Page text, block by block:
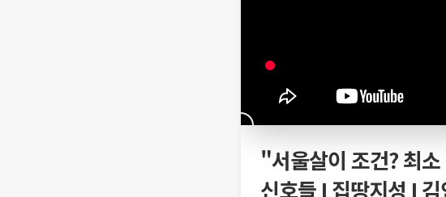
"서울살이 조건? 최
신호들 I 집땅지성 I